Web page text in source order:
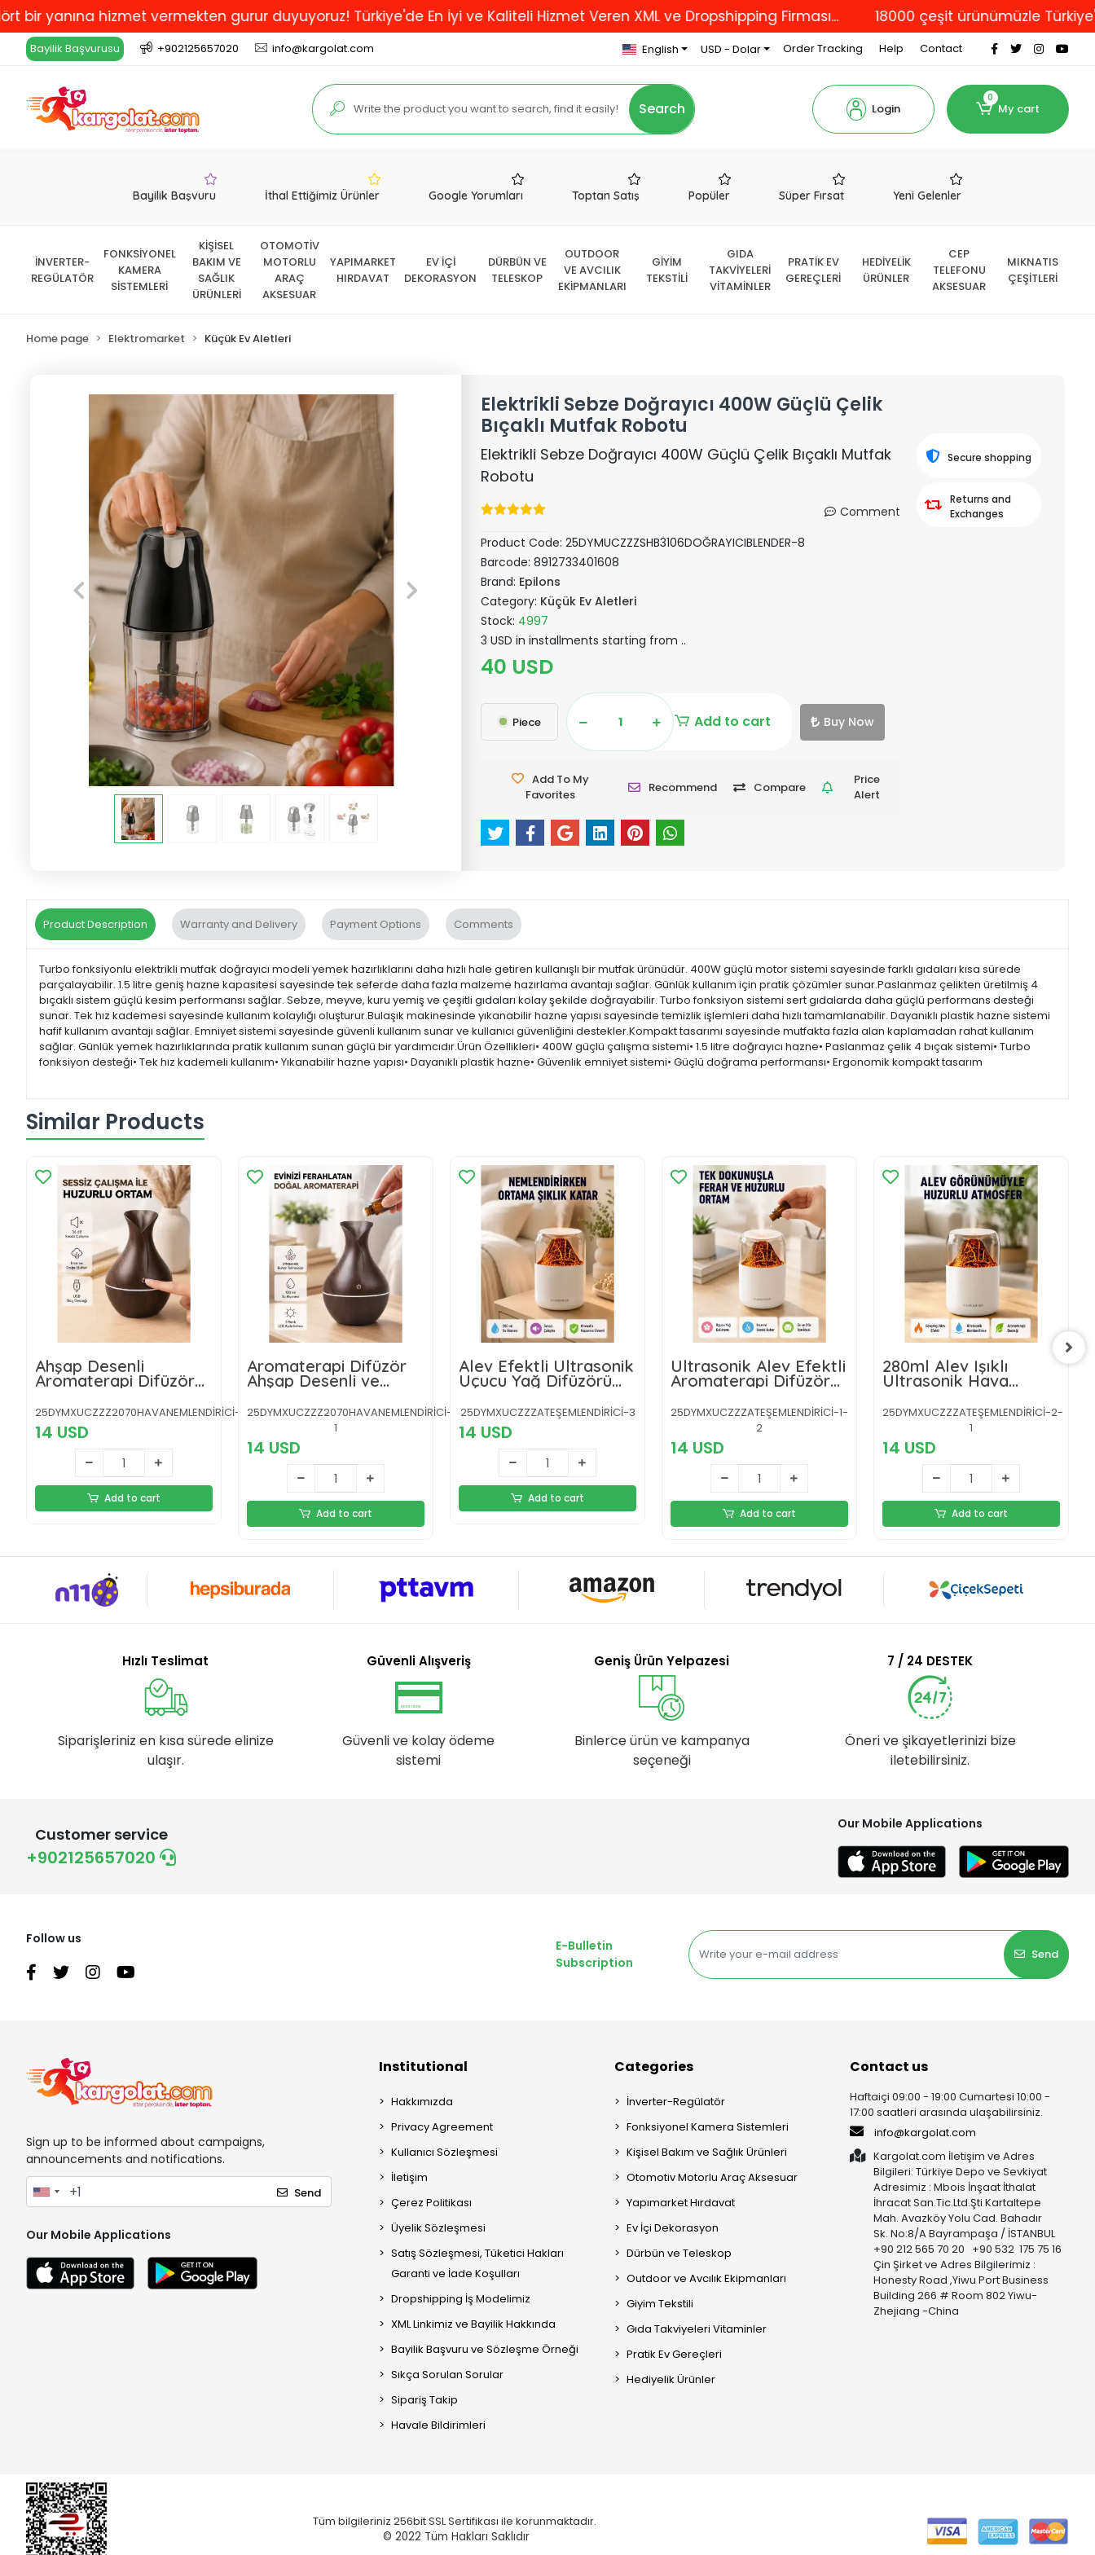
hizmet vermekten gurur duyuyoruz! Türkiye'de En İyi ve Kaliteli Hizmet Veren XML ve Dropshipping Firması... 18000 çeşit ürünümüzle Türkiye'nin
Bayilik Başvurusu +902125657020 info@kargolat.com English USD - Dolar Order Tracking Help Contact
Search Login
0
My cart
Bayilik Başvuru İthal Ettiğimiz Ürünler Google Yorumları Toptan Satış Popüler Süper Fırsat Yeni Gelenler
İNVERTER-
REGÜLATÖR
FONKSİYONEL
KAMERA
SİSTEMLERİ
KİŞİSEL
BAKIM VE
SAĞLIK
ÜRÜNLERİ
OTOMOTİV
MOTORLU
ARAÇ
AKSESUAR
YAPIMARKET
HIRDAVAT
EV İÇİ
DEKORASYON
DÜRBÜN VE
TELESKOP
OUTDOOR
VE AVCILIK
EKİPMANLARI
GİYİM
TEKSTİLİ
GIDA
TAKVİYELERİ
VİTAMİNLER
PRATİK EV
GEREÇLERİ
HEDİYELİK
ÜRÜNLER
CEP
TELEFONU
AKSESUAR
MIKNATIS
ÇEŞİTLERİ
Home page Elektromarket Küçük Ev Aletleri
Elektrikli Sebze Doğrayıcı 400W Güçlü Çelik
Bıçaklı Mutfak Robotu
Elektrikli Sebze Doğrayıcı 400W Güçlü Çelik Bıçaklı Mutfak
Robotu
Comment
Product Code:25DYMUCZZZSHB3106DOĞRAYICIBLENDER-8
Barcode:8912733401608
Brand: Epilons
Category: Küçük Ev Aletleri
Stock: 4997
3 USD in installments starting from ..
40 USD
Piece Add to cart Buy Now
Add To My
Favorites
Recommend Compare
Price
Alert
Secure shopping
Returns and
Exchanges
Product Description Warranty and Delivery Payment Options Comments
Turbo fonksiyonlu elektrikli mutfak doğrayıcı modeli yemek hazırlıklarını daha hızlı hale getiren kullanışlı bir mutfak ürünüdür. 400W güçlü motor sistemi sayesinde farklı gıdaları kısa sürede
parçalayabilir. 1.5 litre geniş hazne kapasitesi sayesinde tek seferde daha fazla malzeme hazırlama avantajı sağlar. Günlük kullanım için pratik çözümler sunar.Paslanmaz çelikten üretilmiş 4
bıçaklı sistem güçlü kesim performansı sağlar. Sebze, meyve, kuru yemiş ve çeşitli gıdaları kolay şekilde doğrayabilir. Turbo fonksiyon sistemi sert gıdalarda daha güçlü performans desteği
sunar. Tek hız kademesi sayesinde kullanım kolaylığı oluşturur.Bulaşık makinesinde yıkanabilir hazne yapısı sayesinde temizlik işlemleri daha hızlı tamamlanabilir. Dayanıklı plastik hazne sistemi
hafif kullanım avantajı sağlar. Emniyet sistemi sayesinde güvenli kullanım sunar ve kullanıcı güvenliğini destekler.Kompakt tasarımı sayesinde mutfakta fazla alan kaplamadan rahat kullanım
sağlar. Günlük yemek hazırlıklarında pratik kullanım sunan güçlü bir yardımcıdır.Ürün Özellikleri• 400W güçlü çalışma sistemi• 1.5 litre doğrayıcı hazne• Paslanmaz çelik 4 bıçak sistemi• Turbo
fonksiyon desteği• Tek hız kademeli kullanım• Yıkanabilir hazne yapısı• Dayanıklı plastik hazne• Güvenlik emniyet sistemi• Güçlü doğrama performansı• Ergonomik kompakt tasarım
Similar Products
Ahşap Desenli
Aromaterapi Difüzör
130 ml Ultrasonik ve 7
Renk LED Işıklı
25DYMXUCZZZ2070HAVANEMLENDİRİCİ-4
14 USD
Add to cart
Aromaterapi Difüzör
Ahşap Desenli ve
Ultrasonik
Nemlendirici LED Işıklı
25DYMXUCZZZ2070HAVANEMLENDİRİCİ-2-
1
14 USD
Add to cart
Alev Efektli Ultrasonik
Uçucu Yağ Difüzörü
280ml Su Tanklı ve
Sessiz Çalışma
Özellikli
25DYMXUCZZZATEŞEMLENDİRİCİ-3
14 USD
Add to cart
Ultrasonik Alev Efektli
Aromaterapi Difüzörü
USB Şarjlı ve
Otomatik Kapanma
25DYMXUCZZZATEŞEMLENDİRİCİ-1-
2
14 USD
Add to cart
280ml Alev Işıklı
Ultrasonik Hava
USB Şarjlı
25DYMXUCZZZATEŞEMLENDİRİCİ-2-
1
14 USD
Add to cart
Hızlı Teslimat
Siparişleriniz en kısa sürede elinize
ulaşır.
Güvenli Alışveriş
Güvenli ve kolay ödeme
sistemi
Geniş Ürün Yelpazesi
Binlerce ürün ve kampanya
seçeneği
7 / 24 DESTEK
Öneri ve şikayetlerinizi bize
iletebilirsiniz.
Customer service
+902125657020
Our Mobile Applications
Follow us
E-Bulletin
Subscription
Send
Sign up to be informed about campaigns,
announcements and notifications.
Send
Our Mobile Applications
Institutional
Hakkımızda
Privacy Agreement
Kullanıcı Sözleşmesi
İletişim
Çerez Politikası
Üyelik Sözleşmesi
Satış Sözleşmesi, Tüketici Hakları
Garanti ve İade Koşulları
Dropshipping İş Modelimiz
XML Linkimiz ve Bayilik Hakkında
Bayilik Başvuru ve Sözleşme Örneği
Sıkça Sorulan Sorular
Sipariş Takip
Havale Bildirimleri
Categories
İnverter-Regülatör
Fonksiyonel Kamera Sistemleri
Kişisel Bakım ve Sağlık Ürünleri
Otomotiv Motorlu Araç Aksesuar
Yapımarket Hırdavat
Ev İçi Dekorasyon
Dürbün ve Teleskop
Outdoor ve Avcılık Ekipmanları
Giyim Tekstili
Gıda Takviyeleri Vitaminler
Pratik Ev Gereçleri
Hediyelik Ürünler
Contact us
Haftaiçi 09:00 - 19:00 Cumartesi 10:00 -
17:00 saatleri arasında ulaşabilirsiniz.
info@kargolat.com
Kargolat.com İletişim ve Adres
Bilgileri: Türkiye Depo ve Sevkiyat
Adresimiz : Mbois İnşaat İthalat
İhracat San.Tic.Ltd.Şti Kartaltepe
Mah. Avazköy Yolu Cad. Bahadır
Sk. No:8/A Bayrampaşa / İSTANBUL
+90 212 565 70 20 +90 532 175 75 16
Çin Şirket ve Adres Bilgilerimiz :
Honesty Road ,Yiwu Port Business
Building 266 # Room 802 Yiwu-
Zhejiang -China
Tüm bilgileriniz 256bit SSL Sertifikası ile korunmaktadır.
© 2022 Tüm Hakları Saklıdır